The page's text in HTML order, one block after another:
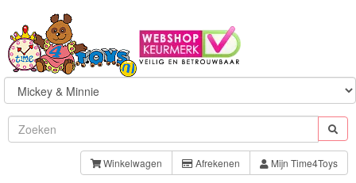
Winkelwagen Afrekenen Mijn Time4Toys
Sylvanian
Families